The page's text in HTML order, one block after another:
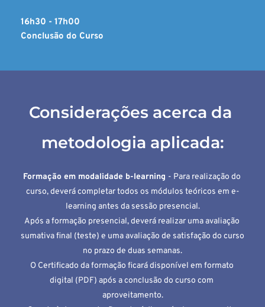
16h30 - 17h00
Conclusão do Curso
Considerações acerca da
metodologia aplicada:
Formação em modalidade b-learning - Para realização do
curso, deverá completar todos os módulos teóricos em e-
learning antes da sessão presencial.
Após a formação presencial, deverá realizar uma avaliação
sumativa final (teste) e uma avaliação de satisfação do curso
no prazo de duas semanas.
O Certificado da formação ficará disponível em formato
digital (PDF) após a conclusão do curso com
aproveitamento.